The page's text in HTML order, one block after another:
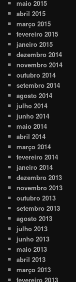
maio 2015
abril 2015
março 2015
fevereiro 2015
janeiro 2015
dezembro 2014
novembro 2014
outubro 2014
setembro 2014
agosto 2014
julho 2014
junho 2014
maio 2014
abril 2014
março 2014
fevereiro 2014
janeiro 2014
dezembro 2013
novembro 2013
outubro 2013
setembro 2013
agosto 2013
julho 2013
junho 2013
maio 2013
abril 2013
março 2013
fevereiro 2013